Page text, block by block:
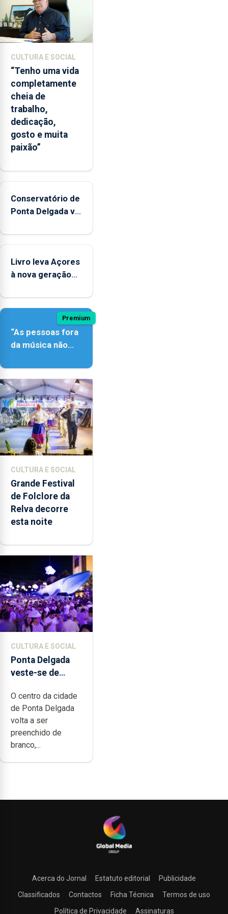
CULTURA E SOCIAL
“Tenho uma vida
completamente
cheia de
trabalho,
dedicação,
gosto e muita
paixão”
Conservatório de
Ponta Delgada vai
novos
Livro leva Açores
à nova geração
Premium
“As pessoas fora
da música não
quão difícil é
produzir uma
música”
CULTURA E SOCIAL
Grande Festival
de Folclore da
Relva decorre
esta noite
CULTURA E SOCIAL
Ponta Delgada
veste-se de
O centro da cidade
de Ponta Delgada
volta a ser
preenchido de
branco,...
Acerca do Jornal Estatuto editorial
Publicidade
Classificados
Contactos Ficha Técnica
Termos de uso
Política de Privacidade
Assinaturas